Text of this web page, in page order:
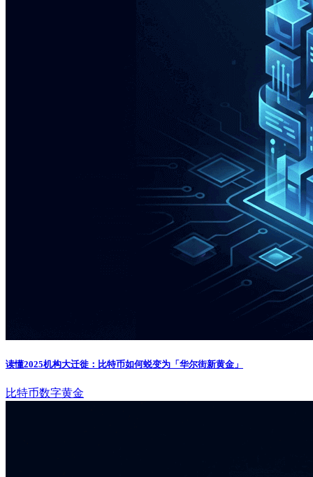
读懂2025机构大迁徙：比特币如何蜕变为「华尔街新黄金」
比特币数字黄金